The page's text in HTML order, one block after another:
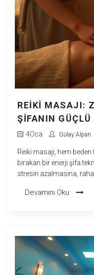
REIKI MASAJI:
ŞIFANIN
4Oca Gülay Alpan
Reiki masajı, hem
bırakan bir enerji şifa
stresin azalmasına,
kişilerin enerji
Devamını Oku